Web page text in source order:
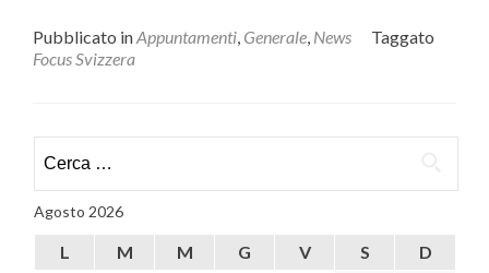
piùFocus
formativo
Pubblicato inAppuntamenti, Generale, News
Taggato
Focus Svizzera
per:
Agosto 2026
L M M G V S
D